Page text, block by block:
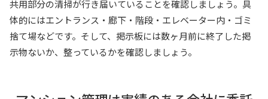
共用部分の清掃が行き届いていることを確認しましょう。具
体的にはエントランス・廊下・階段・エレベーター内・ゴミ
捨て場などです。そして、掲示板には数ヶ月前に終了した掲
示物ないか、整っているかを確認しましょう。